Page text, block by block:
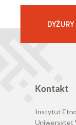
DYŻURY
Kontakt
Instytut
Uniwersytet